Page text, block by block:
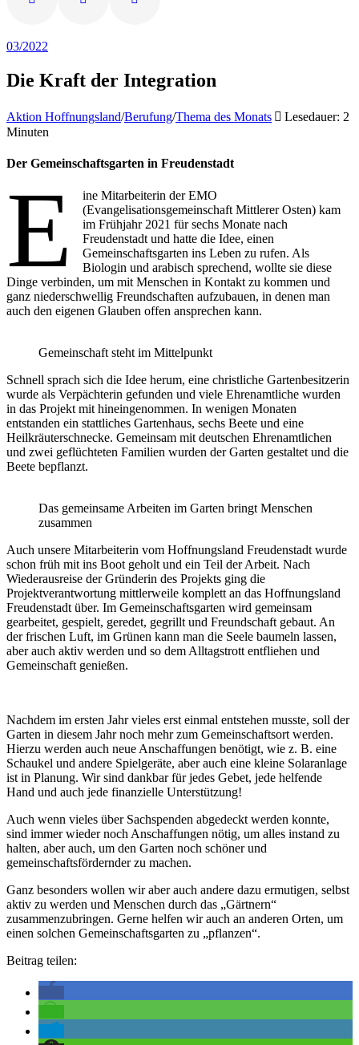
03/2022
Die Kraft der Integration
Aktion Hoffnungsland/Berufung/Thema des Monats
Lesedauer: 2
Minuten
Der Gemeinschaftsgarten in Freudenstadt
E
ine Mitarbeiterin der EMO
(Evangelisationsgemeinschaft Mittlerer Osten) kam
im Frühjahr 2021 für sechs Monate nach
Freudenstadt und hatte die Idee, einen
Gemeinschaftsgarten ins Leben zu rufen. Als
Biologin und arabisch sprechend, wollte sie diese
Dinge verbinden, um mit Menschen in Kontakt zu kommen und
ganz niederschwellig Freundschaften aufzubauen, in denen man
auch den eigenen Glauben offen ansprechen kann.
Gemeinschaft steht im Mittelpunkt
Schnell sprach sich die Idee herum, eine christliche Gartenbesitzerin
wurde als Verpächterin gefunden und viele Ehrenamtliche wurden
in das Projekt mit hineingenommen. In wenigen Monaten
entstanden ein stattliches Gartenhaus, sechs Beete und eine
Heilkräuterschnecke. Gemeinsam mit deutschen Ehrenamtlichen
und zwei geflüchteten Familien wurden der Garten gestaltet und die
Beete bepflanzt.
Das gemeinsame Arbeiten im Garten bringt Menschen
zusammen
Auch unsere Mitarbeiterin vom Hoffnungsland Freudenstadt wurde
schon früh mit ins Boot geholt und ein Teil der Arbeit. Nach
Wiederausreise der Gründerin des Projekts ging die
Projektverantwortung mittlerweile komplett an das Hoffnungsland
Freudenstadt über. Im Gemeinschaftsgarten wird gemeinsam
gearbeitet, gespielt, geredet, gegrillt und Freundschaft gebaut. An
der frischen Luft, im Grünen kann man die Seele baumeln lassen,
aber auch aktiv werden und so dem Alltagstrott entfliehen und
Gemeinschaft genießen.
Nachdem im ersten Jahr vieles erst einmal entstehen musste, soll der
Garten in diesem Jahr noch mehr zum Gemeinschaftsort werden.
Hierzu werden auch neue Anschaffungen benötigt, wie z. B. eine
Schaukel und andere Spielgeräte, aber auch eine kleine Solaranlage
ist in Planung. Wir sind dankbar für jedes Gebet, jede helfende
Hand und auch jede finanzielle Unterstützung!
Auch wenn vieles über Sachspenden abgedeckt werden konnte,
sind immer wieder noch Anschaffungen nötig, um alles instand zu
halten, aber auch, um den Garten noch schöner und
gemeinschaftsfördernder zu machen.
Ganz besonders wollen wir aber auch andere dazu ermutigen, selbst
aktiv zu werden und Menschen durch das „Gärtnern“
zusammenzubringen. Gerne helfen wir auch an anderen Orten, um
einen solchen Gemeinschaftsgarten zu „pflanzen“.
Beitrag teilen: